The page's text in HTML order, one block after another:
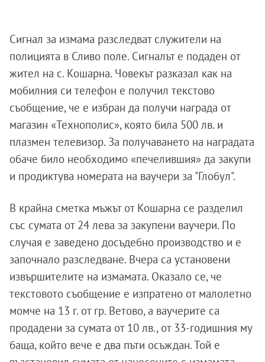
Сигнал за измама разследват служители на
полицията в Сливо поле. Сигналът е подаден от
жител на с. Кошарна. Човекът разказал как на
мобилния си телефон е получил текстово
съобщение, че е избран да получи награда от
магазин «Технополис», която била 500 лв. и
плазмен телевизор. За получаването на наградата
обаче било необходимо «печелившия» да закупи
и продиктува номерата на ваучери за "Глобул".
В крайна сметка мъжът от Кошарна се разделил
със сумата от 24 лева за закупени ваучери. По
случая е заведено досъдебно производство и е
започнало разследване. Вчера са установени
извършителите на измамата. Оказало се, че
текстовото съобщение е изпратено от малолетно
момче на 13 г. от гр. Ветово, а ваучерите са
продадени за сумата от 10 лв., от 33-годишния му
баща, който вече е два пъти осъждан. Той е